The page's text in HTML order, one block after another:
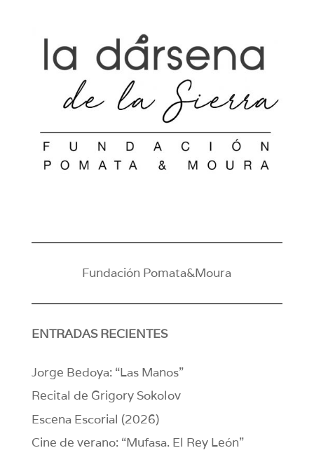
Fundación Pomata&Moura
ENTRADAS RECIENTES
Jorge Bedoya: “Las Manos”
Recital de Grigory Sokolov
Escena Escorial (2026)
Cine de verano: “Mufasa. El Rey León”